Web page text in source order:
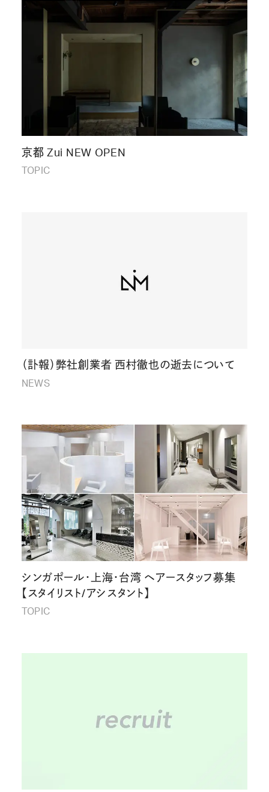
京都 Zui NEW OPEN
TOPIC
（訃報）弊社創業者 西村徹也の逝去について
NEWS
シンガポール・上海・台湾 ヘアースタッフ募集
【スタイリスト/アシスタント】
TOPIC